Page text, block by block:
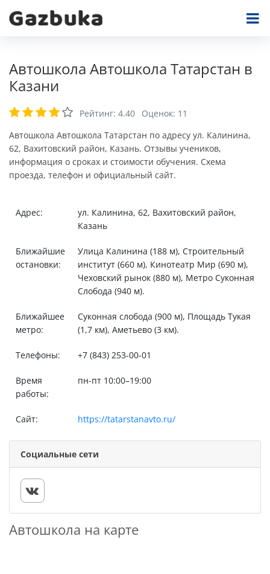
Автошкола Автошкола Татарстан в
Казани
Рейтинг: 4.40 Оценок: 11
Автошкола Автошкола Татарстан по адресу ул. Калинина,
62, Вахитовский район, Казань. Отзывы учеников,
информация о сроках и стоимости обучения. Схема
проезда, телефон и официальный сайт.
Адрес:
ул. Калинина, 62, Вахитовский район,
Казань
Ближайшие
остановки:
Улица Калинина (188 м), Строительный
институт (660 м), Кинотеатр Мир (690 м),
Чеховский рынок (880 м), Метро Суконная
Слобода (940 м).
Ближайшее
метро:
Суконная слобода (900 м), Площадь Тукая
(1,7 км), Аметьево (3 км).
Телефоны: +7 (843) 253-00-01
Время
работы:
пн-пт 10:00–19:00
Сайт: https://tatarstanavto.ru/
Социальные сети
Автошкола на карте